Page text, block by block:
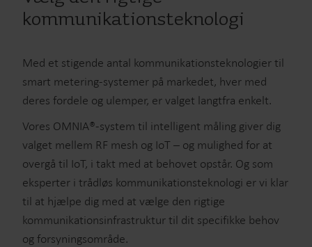
kommunikationsteknologi
Med et stigende antal kommunikationsteknologier til
smart metering-systemer på markedet, hver med
deres fordele og ulemper, er valget langtfra enkelt.
Vores OMNIA®-system til intelligent måling giver dig
valget mellem RF mesh og IoT – og mulighed for at
overgå til IoT, i takt med at behovet opstår. Og som
eksperter i trådløs kommunikationsteknologi er vi klar
til at hjælpe dig med at vælge den rigtige
kommunikationsinfrastruktur til dit specifikke behov
og forsyningsområde.